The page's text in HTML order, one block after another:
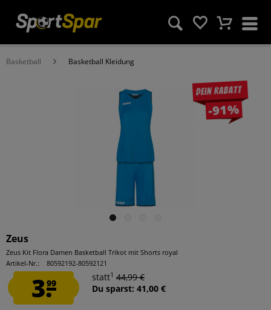
Basketball Basketball Kleidung
Dein Rabatt
-91%
Zeus
Zeus Kit Flora Damen Basketball Trikot mit Shorts royal
Artikel-Nr.:
80592192-80592121
3.99
statt1 44,99 €
Du sparst: 41,00 €